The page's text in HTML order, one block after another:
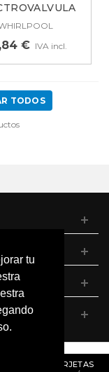
tu
€ IVA incl.
TODOS
Y TARJETAS